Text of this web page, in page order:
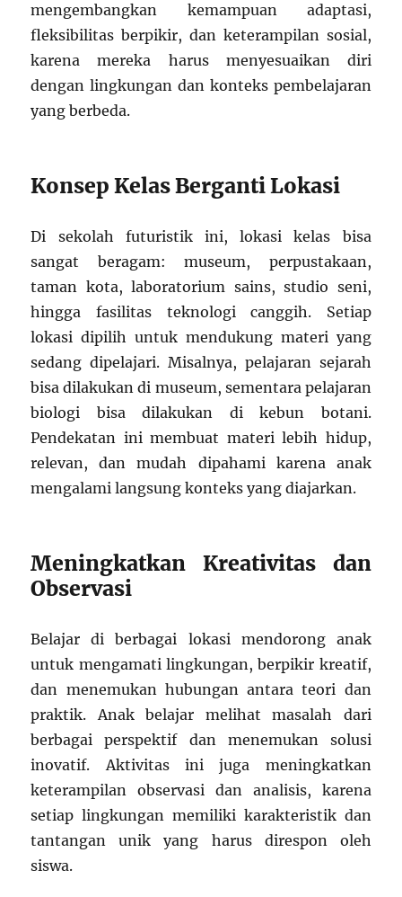
mengembangkan kemampuan adaptasi,
fleksibilitas berpikir, dan keterampilan sosial,
karena mereka harus menyesuaikan diri
dengan lingkungan dan konteks pembelajaran
yang berbeda.
Konsep Kelas Berganti Lokasi
Di sekolah futuristik ini, lokasi kelas bisa
sangat beragam: museum, perpustakaan,
taman kota, laboratorium sains, studio seni,
hingga fasilitas teknologi canggih. Setiap
lokasi dipilih untuk mendukung materi yang
sedang dipelajari. Misalnya, pelajaran sejarah
bisa dilakukan di museum, sementara pelajaran
biologi bisa dilakukan di kebun botani.
Pendekatan ini membuat materi lebih hidup,
relevan, dan mudah dipahami karena anak
mengalami langsung konteks yang diajarkan.
Meningkatkan Kreativitas dan
Observasi
Belajar di berbagai lokasi mendorong anak
untuk mengamati lingkungan, berpikir kreatif,
dan menemukan hubungan antara teori dan
praktik. Anak belajar melihat masalah dari
berbagai perspektif dan menemukan solusi
inovatif. Aktivitas ini juga meningkatkan
keterampilan observasi dan analisis, karena
setiap lingkungan memiliki karakteristik dan
tantangan unik yang harus direspon oleh
siswa.